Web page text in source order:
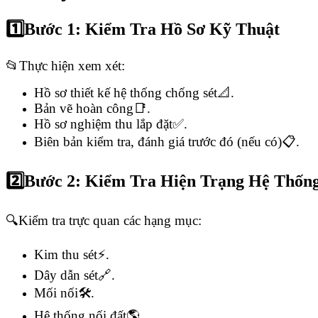
1️⃣Bước 1: Kiểm Tra Hồ Sơ Kỹ Thuật
📂Thực hiện xem xét:
Hồ sơ thiết kế hệ thống chống sét📐.
Bản vẽ hoàn công📑.
Hồ sơ nghiệm thu lắp đặt✅.
Biên bản kiểm tra, đánh giá trước đó (nếu có)📋.
2️⃣Bước 2: Kiểm Tra Hiện Trạng Hệ
🔍Kiểm tra trực quan các hạng mục:
Kim thu sét⚡.
Dây dẫn sét🔗.
Mối nối🛠️.